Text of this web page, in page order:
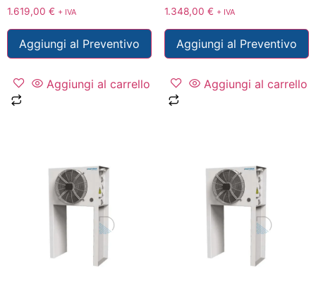
1.619,00 € + IVA
Aggiungi al Preventivo
Aggiungi al carrello
1.348,00 € + IVA
Aggiungi al Preventivo
Aggiungi al carrello